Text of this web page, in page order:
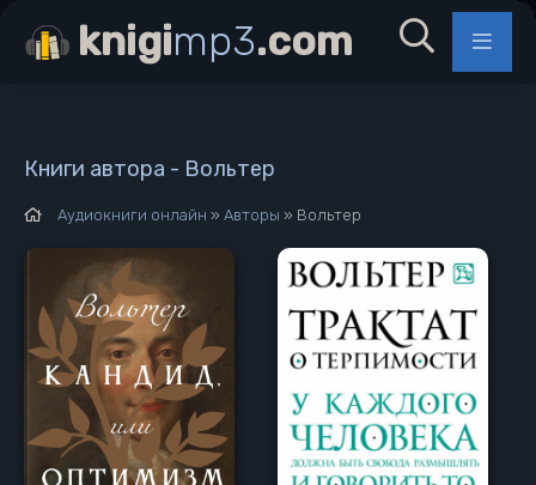
Книги автора - Вольтер
Аудиокниги онлайн » Авторы » Вольтер
knigimp3.com